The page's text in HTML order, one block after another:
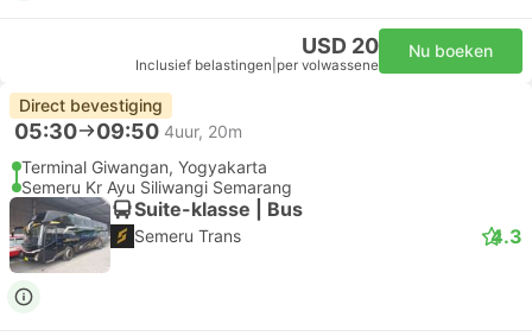
USD 20
Inclusief belastingen per volwassene
Nu boeken
Direct bevestiging
05:30 09:50 4uur, 20m
Terminal Giwangan, Yogyakarta
Semeru Kr Ayu Siliwangi Semarang
Suite-klasse | Bus
Semeru Trans 4.3